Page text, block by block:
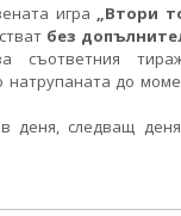
игра „Втори
без
съответния
натрупаната до
деня, следващ